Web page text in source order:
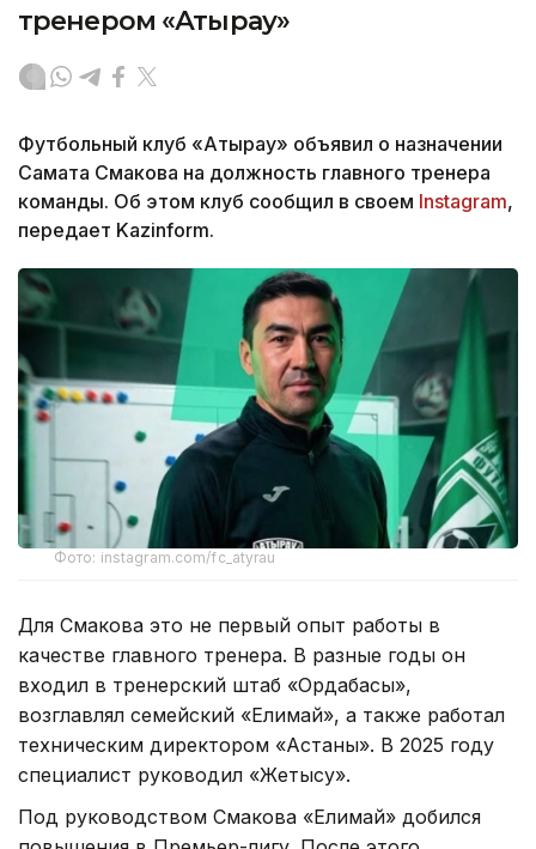
тренером «Атырау»
Футбольный клуб «Атырау» объявил о назначении
Самата Смакова на должность главного тренера
команды. Об этом клуб сообщил в своем Instagram,
передает Kazinform.
Фото: instagram.com/fc_atyrau
Для Смакова это не первый опыт работы в
качестве главного тренера. В разные годы он
входил в тренерский штаб «Ордабасы»,
возглавлял семейский «Елимай», а также работал
техническим директором «Астаны». В 2025 году
специалист руководил «Жетысу».
Под руководством Смакова «Елимай» добился